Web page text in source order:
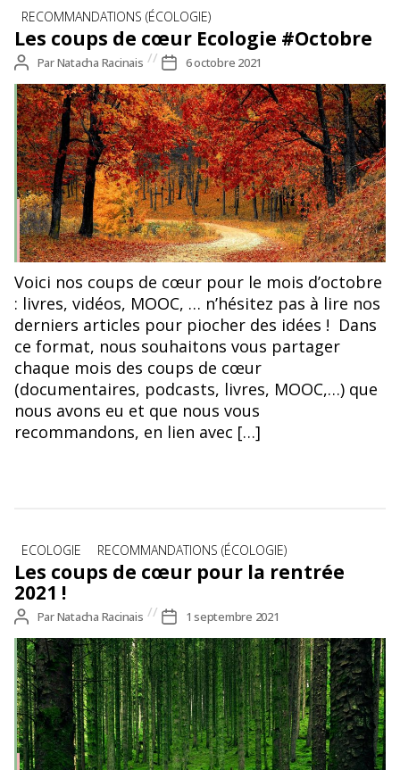
Catégories
RECOMMANDATIONS (ÉCOLOGIE)
Les coups de cœur Ecologie #Octobre
Auteur
de
l’article
ParNatacha Racinais
Date
de
l’article
6 octobre 2021
Voici nos coups de cœur pour le mois d’octobre
: livres, vidéos, MOOC, … n’hésitez pas à lire nos
derniers articles pour piocher des idées ! Dans
ce format, nous souhaitons vous partager
chaque mois des coups de cœur
(documentaires, podcasts, livres, MOOC,…) que
nous avons eu et que nous vous
recommandons, en lien avec […]
Catégories
ECOLOGIE RECOMMANDATIONS (ÉCOLOGIE)
Les coups de cœur pour la rentrée
2021 !
Auteur
de
l’article
ParNatacha Racinais
Date
de
l’article
1 septembre 2021